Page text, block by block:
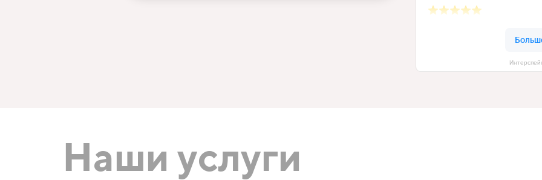
Наши услуги